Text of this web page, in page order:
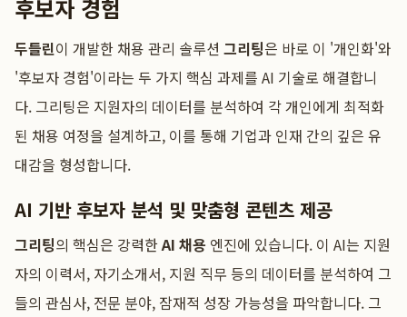
후보자 경험
두들린이 개발한 채용 관리 솔루션 그리팅은 바로 이 '개인화'와
'후보자 경험'이라는 두 가지 핵심 과제를 AI 기술로 해결합니
다. 그리팅은 지원자의 데이터를 분석하여 각 개인에게 최적화
된 채용 여정을 설계하고, 이를 통해 기업과 인재 간의 깊은 유
대감을 형성합니다.
AI 기반 후보자 분석 및 맞춤형 콘텐츠 제공
그리팅의 핵심은 강력한AI 채용 엔진에 있습니다. 이 AI는 지원
자의 이력서, 자기소개서, 지원 직무 등의 데이터를 분석하여 그
들의 관심사, 전문 분야, 잠재적 성장 가능성을 파악합니다. 그